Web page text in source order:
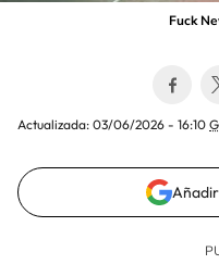
Fuck
Actualizada: 03/06/2026 - 16:10